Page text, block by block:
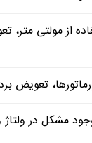
از مولتی متر،